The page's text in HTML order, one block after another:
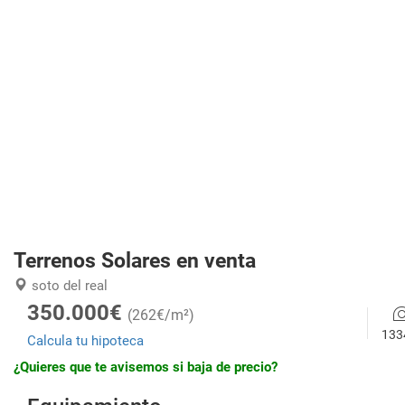
Terrenos Solares en venta
soto del real
350.000€ (262€/m²)
Calcula tu hipoteca
¿Quieres que te avisemos si baja de precio?